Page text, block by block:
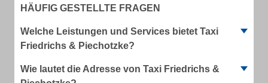
HÄUFIG GESTELLTE FRAGEN
Welche Leistungen und Services bietet Taxi
Friedrichs & Piechotzke?
Wie lautet die Adresse von Taxi Friedrichs &